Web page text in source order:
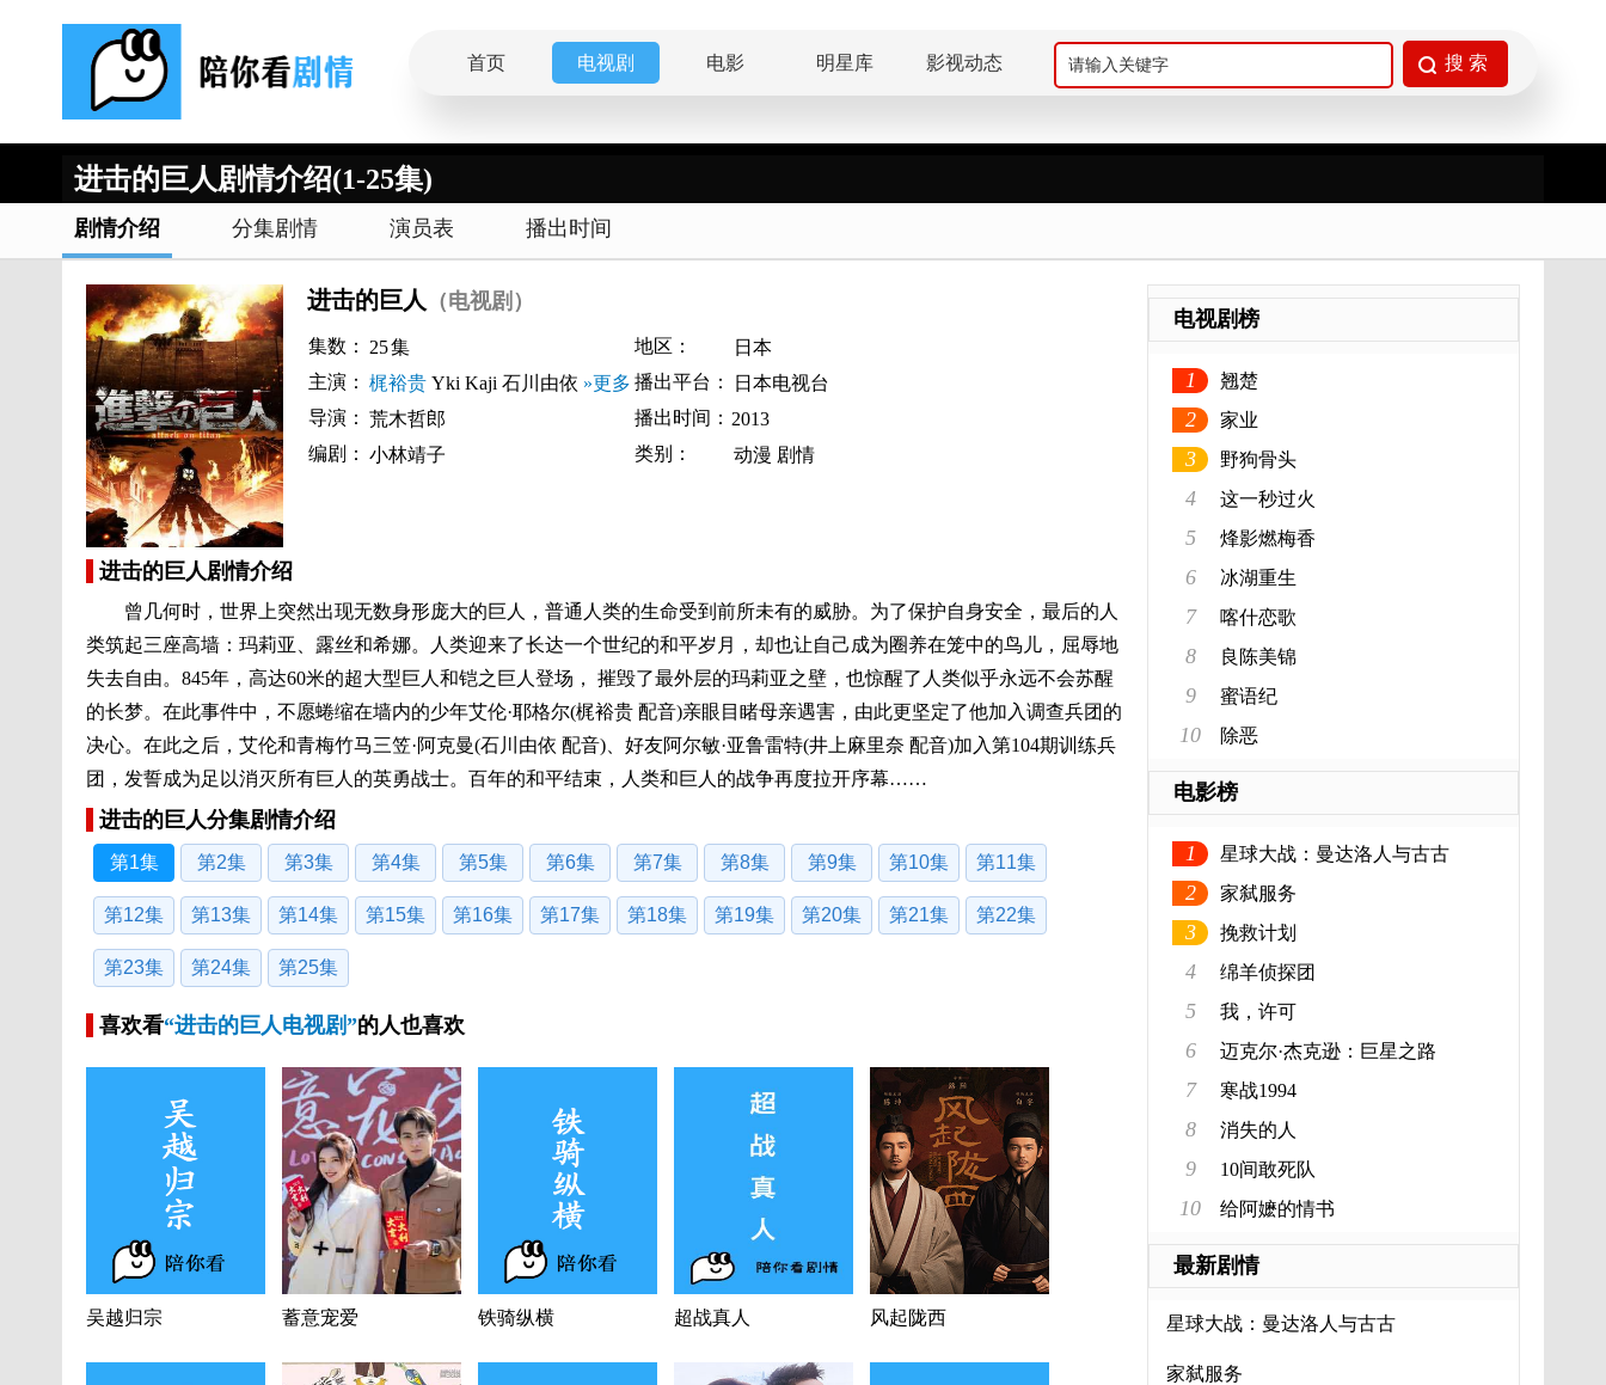
首页 电视剧 电影 明星库 影视动态
进击的巨人剧情介绍(1-25集)
剧情介绍 分集剧情 演员表 播出时间
进击的巨人 （电视剧）
集数： 25集 地区：
日本
主演： 梶裕贵 Yki Kaji 石川由依 »更多 播出平台：
日本电视台
导演： 荒木哲郎 播出时间： 2013
编剧： 小林靖子 类别： 动漫 剧情
进击的巨人剧情介绍
曾几何时，世界上突然出现无数身形庞大的巨人，普通人类的生命受到前所未有的威胁。为了保护自身安全，最后的人
类筑起三座高墙：玛莉亚、露丝和希娜。人类迎来了长达一个世纪的和平岁月，却也让自己成为圈养在笼中的鸟儿，屈辱地
失去自由。845年，高达60米的超大型巨人和铠之巨人登场， 摧毁了最外层的玛莉亚之壁，也惊醒了人类似乎永远不会苏醒
的长梦。在此事件中，不愿蜷缩在墙内的少年艾伦·耶格尔(梶裕贵 配音)亲眼目睹母亲遇害，由此更坚定了他加入调查兵团的
决心。在此之后，艾伦和青梅竹马三笠·阿克曼(石川由依 配音)、好友阿尔敏·亚鲁雷特(井上麻里奈 配音)加入第104期训练兵
团，发誓成为足以消灭所有巨人的英勇战士。百年的和平结束，人类和巨人的战争再度拉开序幕……
进击的巨人分集剧情介绍
第1集 第2集 第3集 第4集 第5集 第6集 第7集 第8集 第9集 第10集 第11集
第12集 第13集 第14集 第15集 第16集 第17集 第18集 第19集 第20集 第21集 第22集
第23集 第24集 第25集
喜欢看“进击的巨人电视剧”的人也喜欢
吴越归宗 蓄意宠爱 铁骑纵横 超战真人 风起陇西
电视剧榜
1 翘楚
2 家业
3 野狗骨头
4 这一秒过火
5 烽影燃梅香
6 冰湖重生
7 喀什恋歌
8 良陈美锦
9 蜜语纪
10 除恶
电影榜
1 星球大战：曼达洛人与古古
2 家弑服务
3 挽救计划
4 绵羊侦探团
5 我，许可
6 迈克尔·杰克逊：巨星之路
7 寒战1994
8 消失的人
9 10间敢死队
10 给阿嬷的情书
最新剧情
星球大战：曼达洛人与古古
家弑服务